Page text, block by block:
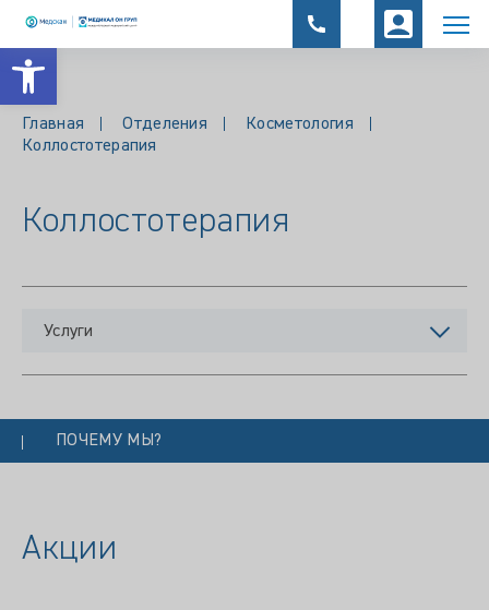
Открыть панель инструментов
Главная Отделения
Косметология
Коллостотерапия
Коллостотерапия
Услуги
ПОЧЕМУ МЫ?
Акции